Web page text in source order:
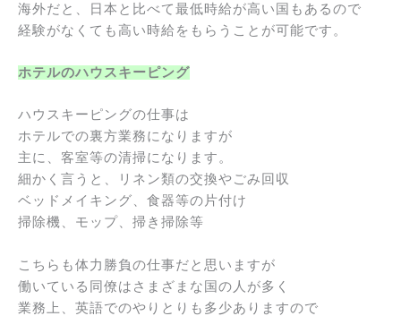
海外だと、日本と比べて最低時給が高い国もあるので
経験がなくても高い時給をもらうことが可能です。
ホテルのハウスキーピング
ハウスキーピングの仕事は
ホテルでの裏方業務になりますが
主に、客室等の清掃になります。
細かく言うと、リネン類の交換やごみ回収
ベッドメイキング、食器等の片付け
掃除機、モップ、掃き掃除等
こちらも体力勝負の仕事だと思いますが
働いている同僚はさまざまな国の人が多く
業務上、英語でのやりとりも多少ありますので